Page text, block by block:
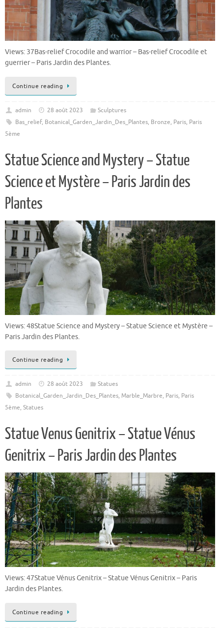
Views: 37Bas-relief Crocodile and warrior – Bas-relief Crocodile et
guerrier – Paris Jardin des Plantes.
Continue reading
admin 28 août 2023
Sculptures
Bas_relief, Botanical_Garden_Jardin_Des_Plantes, Bronze, Paris, Paris
5ème
Statue Science and Mystery – Statue
Science et Mystère – Paris Jardin des
Plantes
Views: 48Statue Science and Mystery – Statue Science et Mystère –
Paris Jardin des Plantes.
Continue reading
admin 28 août 2023
Statues
Botanical_Garden_Jardin_Des_Plantes, Marble_Marbre, Paris, Paris
5ème, Statues
Statue Venus Genitrix – Statue Vénus
Genitrix – Paris Jardin des Plantes
Views: 47Statue Vénus Genitrix – Statue Vénus Genitrix – Paris
Jardin des Plantes.
Continue reading